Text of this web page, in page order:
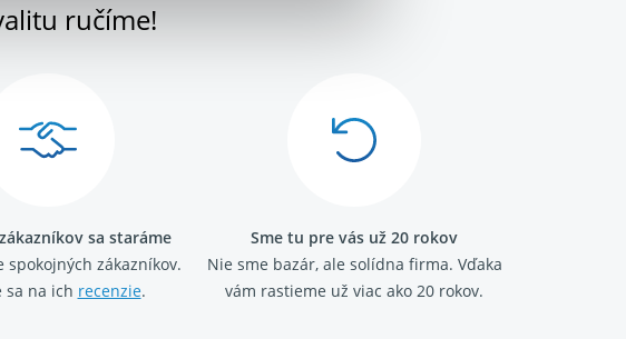
ručíme!
sa staráme
spokojných zákazníkov.
sa na ich recenzie.
Sme tu pre vás už 20 rokov
Nie sme bazár, ale solídna firma. Vďaka
vám rastieme už viac ako 20 rokov.